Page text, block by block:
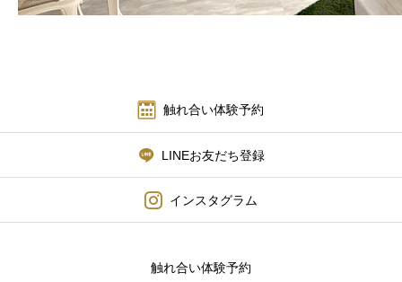
触れ合い体験予約
LINEお友だち登録
インスタグラム
触れ合い体験予約